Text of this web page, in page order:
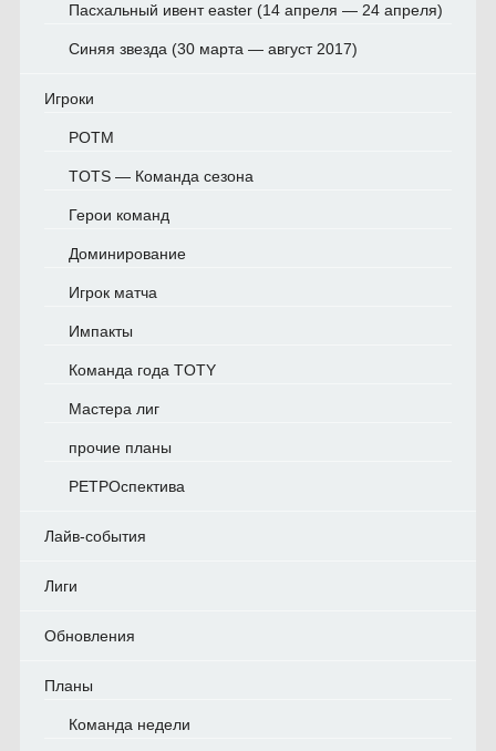
Пасхальный ивент easter (14 апреля — 24 апреля)
Синяя звезда (30 марта — август 2017)
Игроки
POTM
TOTS — Команда сезона
Герои команд
Доминирование
Игрок матча
Импакты
Команда года TOTY
Мастера лиг
прочие планы
РЕТРОспектива
Лайв-события
Лиги
Обновления
Планы
Команда недели